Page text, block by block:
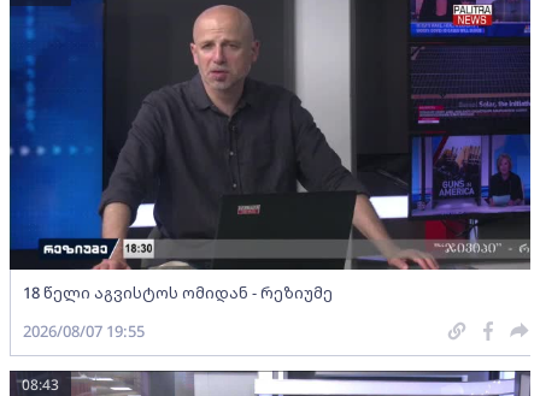
18 წელი აგვისტოს ომიდან - რეზიუმე
2026/08/07 19:55
08:43